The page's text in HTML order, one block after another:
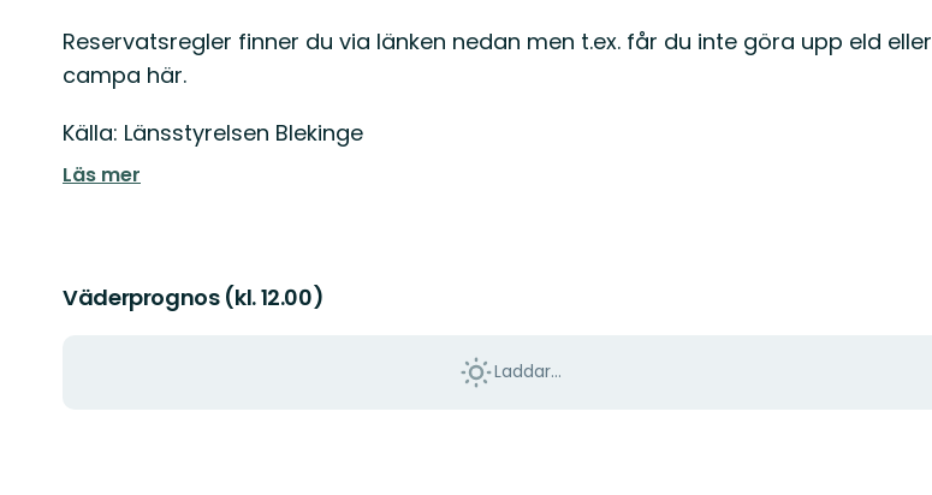
Reservatsregler finner du via länken nedan men t.ex. får du inte göra upp eld eller
campa här.
Källa: Länsstyrelsen Blekinge
Läs mer
Väderprognos (kl. 12.00)
Laddar...